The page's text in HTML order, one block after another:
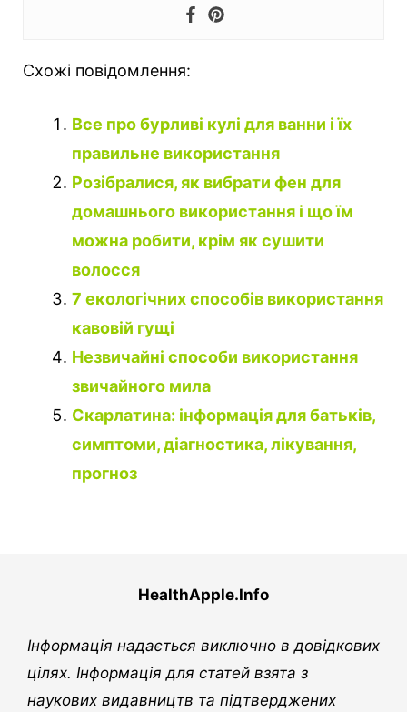
Схожі повідомлення:
Все про бурливі кулі для ванни і їх
правильне використання
Розібралися, як вибрати фен для
домашнього використання і що їм
можна робити, крім як сушити
волосся
7 екологічних способів використання
кавовій гущі
Незвичайні способи використання
звичайного мила
Скарлатина: інформація для батьків,
симптоми, діагностика, лікування,
прогноз
HealthApple.Info
Інформація надається виключно в довідкових
цілях. Інформація для статей взята з
наукових видавництв та підтверджених